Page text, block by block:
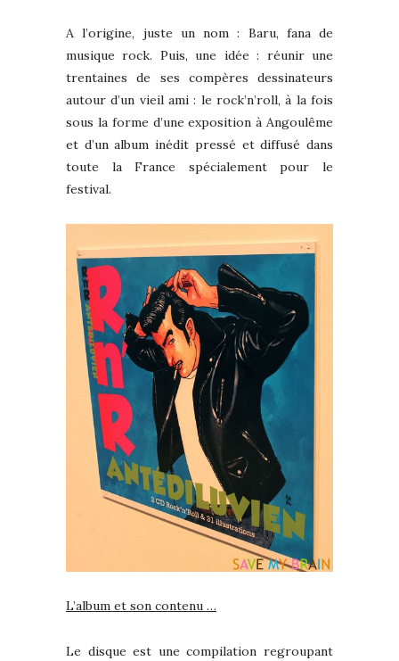
A l’origine, juste un nom : Baru, fana de
musique rock. Puis, une idée : réunir une
trentaines de ses compères dessinateurs
autour d’un vieil ami : le rock’n’roll, à la fois
sous la forme d’une exposition à Angoulême
et d’un album inédit pressé et diffusé dans
toute la France spécialement pour le
festival.
L’album et son contenu …
Le disque est une compilation regroupant